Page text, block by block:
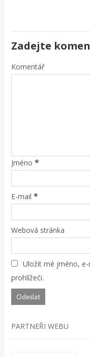
Zadejte
Komentář
Jméno *
E-mail *
Webová stránka
Uložit mé jméno,
prohlížeči.
PARTNEŘI WEBU